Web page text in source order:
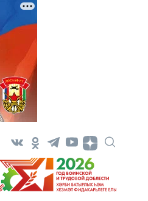
ТЕЛЕВИДЕНИЕ